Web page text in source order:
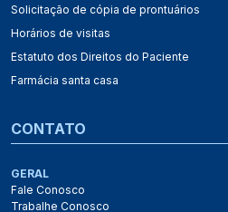
Solicitação de cópia de prontuários
Horários de visitas
Estatuto dos Direitos do Paciente
Farmácia santa casa
CONTATO
GERAL
Fale Conosco
Trabalhe Conosco